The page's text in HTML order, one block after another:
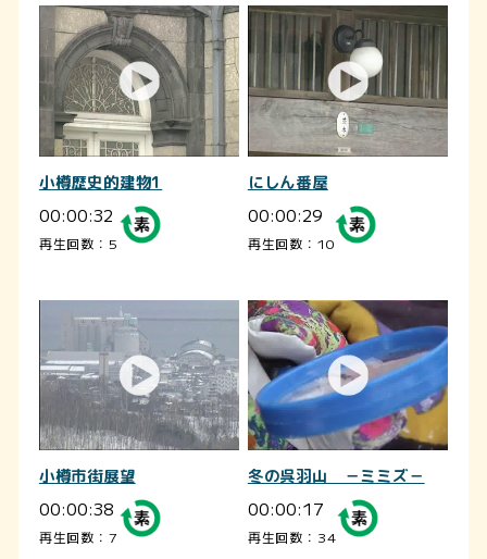
小樽歴史的建物1
00:00:32
再生回数：5
にしん番屋
00:00:29
再生回数：10
小樽市街展望
00:00:38
再生回数：7
冬の呉羽山 －ミミズ－
00:00:17
再生回数：34